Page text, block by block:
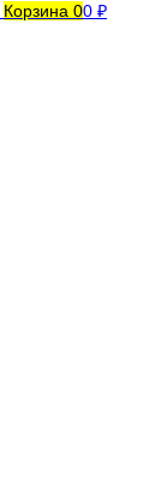
Корзина 00 ₽